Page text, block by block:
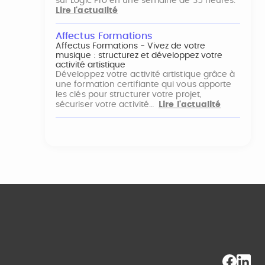
Lire l'actualité
Affectus Formations
Affectus Formations - Vivez de votre
musique : structurez et développez votre
activité artistique
Développez votre activité artistique grâce à
une formation certifiante qui vous apporte
les clés pour structurer votre projet,
sécuriser votre activité…
Lire l'actualité